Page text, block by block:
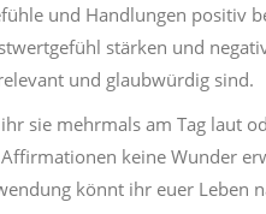
und Handlungen
stärken und
und glaubwürdig sind.
sie mehrmals am Tag laut
keine Wunder
könnt ihr euer Leben